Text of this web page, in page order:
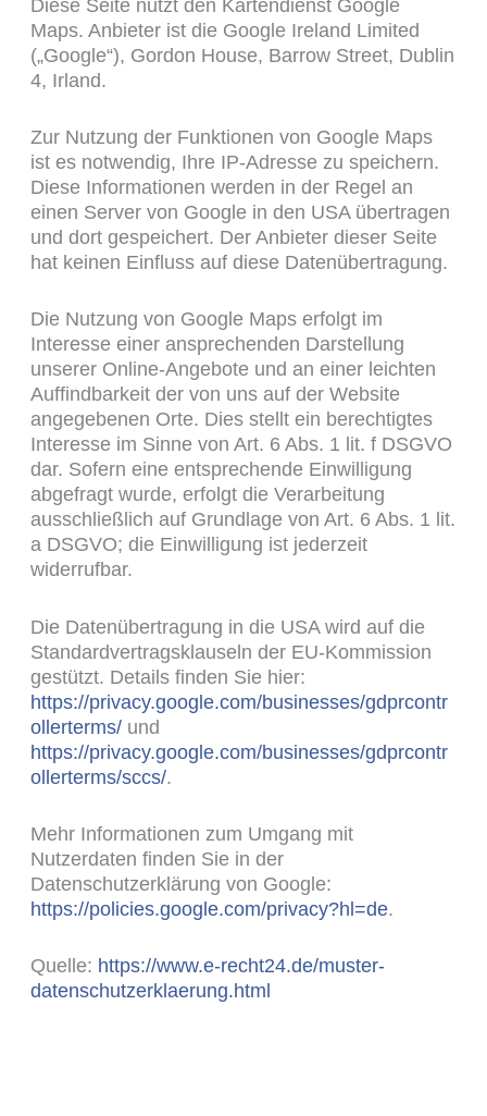
Diese Seite nutzt den Kartendienst Google
Maps. Anbieter ist die Google Ireland Limited
(„Google“), Gordon House, Barrow Street, Dublin
4, Irland.
Zur Nutzung der Funktionen von Google Maps
ist es notwendig, Ihre IP-Adresse zu speichern.
Diese Informationen werden in der Regel an
einen Server von Google in den USA übertragen
und dort gespeichert. Der Anbieter dieser Seite
hat keinen Einfluss auf diese Datenübertragung.
Die Nutzung von Google Maps erfolgt im
Interesse einer ansprechenden Darstellung
unserer Online-Angebote und an einer leichten
Auffindbarkeit der von uns auf der Website
angegebenen Orte. Dies stellt ein berechtigtes
Interesse im Sinne von Art. 6 Abs. 1 lit. f DSGVO
dar. Sofern eine entsprechende Einwilligung
abgefragt wurde, erfolgt die Verarbeitung
ausschließlich auf Grundlage von Art. 6 Abs. 1 lit.
a DSGVO; die Einwilligung ist jederzeit
widerrufbar.
Die Datenübertragung in die USA wird auf die
Standardvertragsklauseln der EU-Kommission
gestützt. Details finden Sie hier:
https://privacy.google.com/businesses/gdprcontr
ollerterms/ und
https://privacy.google.com/businesses/gdprcontr
ollerterms/sccs/.
Mehr Informationen zum Umgang mit
Nutzerdaten finden Sie in der
Datenschutzerklärung von Google:
https://policies.google.com/privacy?hl=de.
Quelle: https://www.e-recht24.de/muster-
datenschutzerklaerung.html